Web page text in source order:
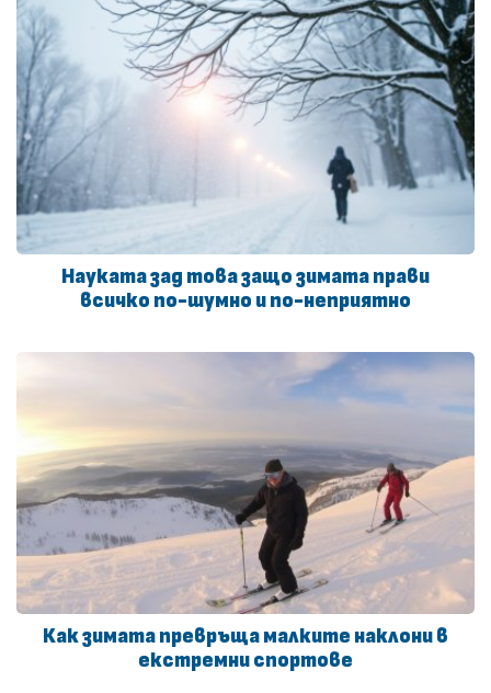
Науката зад това защо зимата прави
всичко по-шумно и по-неприятно
Как зимата превръща малките наклони в
екстремни спортове